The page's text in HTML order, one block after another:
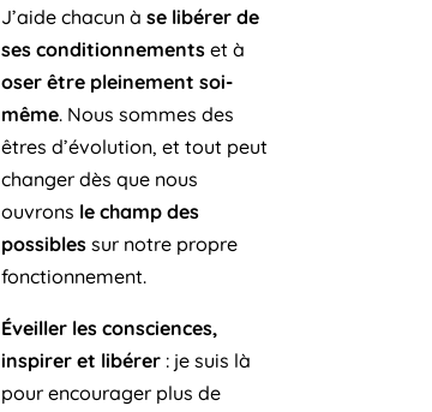
J’aide chacun àse libérer de
ses conditionnements et à
oser être pleinement soi-
même. Nous sommes des
êtres d’évolution, et tout peut
changer dès que nous
ouvrons le champ des
possibles sur notre propre
fonctionnement.
Éveiller les consciences,
inspirer et libérer : je suis là
pour encourager plus de